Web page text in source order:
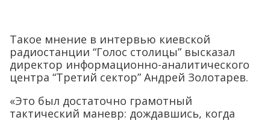
Такое мнение в интервью киевской
радиостанции “Голос столицы” высказал
директор информационно-аналитического
центра “Третий сектор” Андрей Золотарев.
«Это был достаточно грамотный
тактический маневр: дождавшись, когда